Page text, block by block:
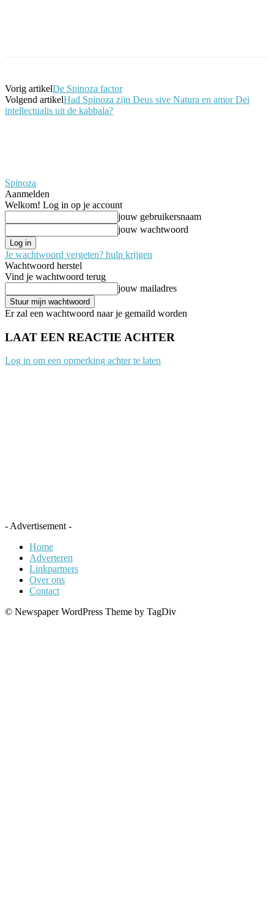
Vorig artikelDe Spinoza factor
Volgend artikelHad Spinoza zijn Deus sive Natura en amor Dei
intellectualis uit de kabbala?
Spinoza
Aanmelden
Welkom! Log in op je account
jouw gebruikersnaam
jouw wachtwoord
Je wachtwoord vergeten? hulp krijgen
Wachtwoord herstel
Vind je wachtwoord terug
jouw mailadres
Er zal een wachtwoord naar je gemaild worden
LAAT EEN REACTIE ACHTER
Log in om een opmerking achter te laten
- Advertisement -
Home
Adverteren
Linkpartners
Over ons
Contact
© Newspaper WordPress Theme by TagDiv